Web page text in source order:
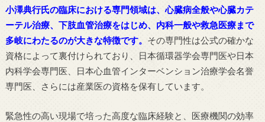
小澤典行氏の臨床における専門領域は、心臓病全般や心臓カテ
ーテル治療、下肢血管治療をはじめ、内科一般や救急医療まで
多岐にわたるのが大きな特徴です。 その専門性は公式の確かな
資格によって裏付けられており、日本循環器学会専門医や日本
内科学会専門医、日本心血管インターベンション治療学会名誉
専門医、さらには産業医の資格を保有しています。
緊急性の高い現場で培った高度な臨床経験と、医療機関の効率